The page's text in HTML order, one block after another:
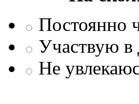
Постоянно
Участвую в
Не